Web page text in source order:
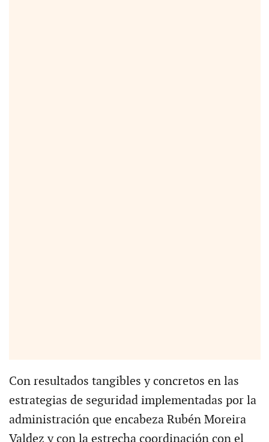
Con resultados tangibles y concretos en las
estrategias de seguridad implementadas por la
administración que encabeza Rubén Moreira
Valdez y con la estrecha coordinación con el